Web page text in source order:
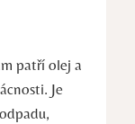
patří olej a
Je